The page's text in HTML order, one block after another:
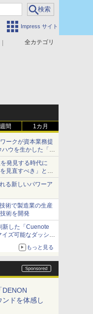
Impress サイト
全カテゴリ
間 1カ月
ークが資本業務提
ウを生かした「AI
へ
発見する時代に
見直すべき」とセ
る新しいパワーア
術で製造業の生産
術を開発
新した「Cuenote
ズ可能なダッシュ
もっと見る
DENON
ンドを体感し